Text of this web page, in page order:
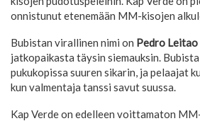
onnistunut etenemään MM-kisojen
Bubistan virallinen nimi on Pedro
jatkopaikasta täysin siemauksin.
pukukopissa suuren sikarin, ja pelaajat
kun valmentaja tanssi savut suussa.
Kap Verde on edelleen voittamaton